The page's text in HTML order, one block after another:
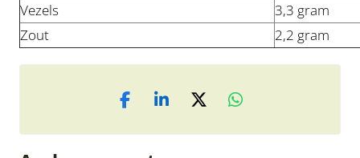
Vezels
3,3 gram
Zout
2,2 gram